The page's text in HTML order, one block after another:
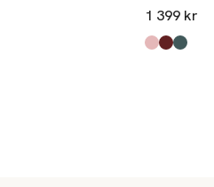
1 399 kr
Produkten
pink,
burgundy
dark green